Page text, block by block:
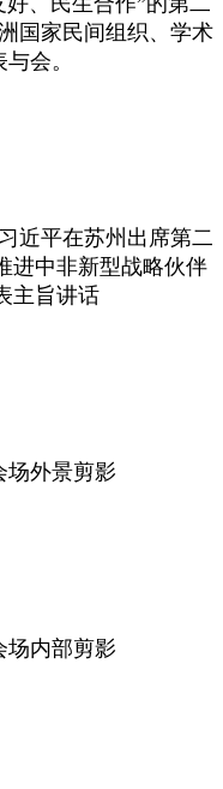
国家民间组织、学术
会。
近平在苏州出席第二
进中非新型战略伙伴
主旨讲话
场外景剪影
场内部剪影